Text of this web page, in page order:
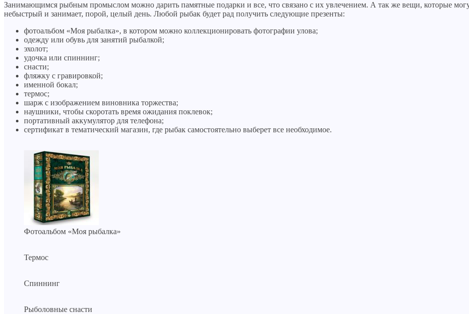
Занимающимся рыбным промыслом можно дарить памятные подарки и все, что связано с их увлечением. А так же вещи, которые
небыстрый и занимает, порой, целый день. Любой рыбак будет рад получить следующие презенты:
фотоальбом «Моя рыбалка», в котором можно коллекционировать фотографии улова;
одежду или обувь для занятий рыбалкой;
эхолот;
удочка или спиннинг;
снасти;
фляжку с гравировкой;
именной бокал;
термос;
шарж с изображением виновника торжества;
наушники, чтобы скоротать время ожидания поклевок;
портативный аккумулятор для телефона;
сертификат в тематический магазин, где рыбак самостоятельно выберет все необходимое.
Фотоальбом «Моя рыбалка»
Термос
Спиннинг
Рыболовные снасти